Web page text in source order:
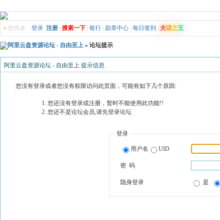
» 您尚未 登录 注册 搜索一下 银行 勋章中心 每日签到 大话之王
阿里云盘资源论坛 - 自由至上 » 论坛提示
阿里云盘资源论坛 - 自由至上 提示信息
您没有登录或者您没有权限访问此页面，可能有如下几个原因:
您还没有登录或注册，暂时不能使用此功能!!
您还不是论坛会员,请先登录论坛
登录
用户名 UID
密 码
隐身登录 是